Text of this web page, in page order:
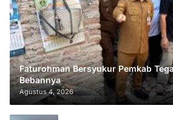
Faturohman Bersyukur Pemkab
Bebannya
Agustus 4, 2026